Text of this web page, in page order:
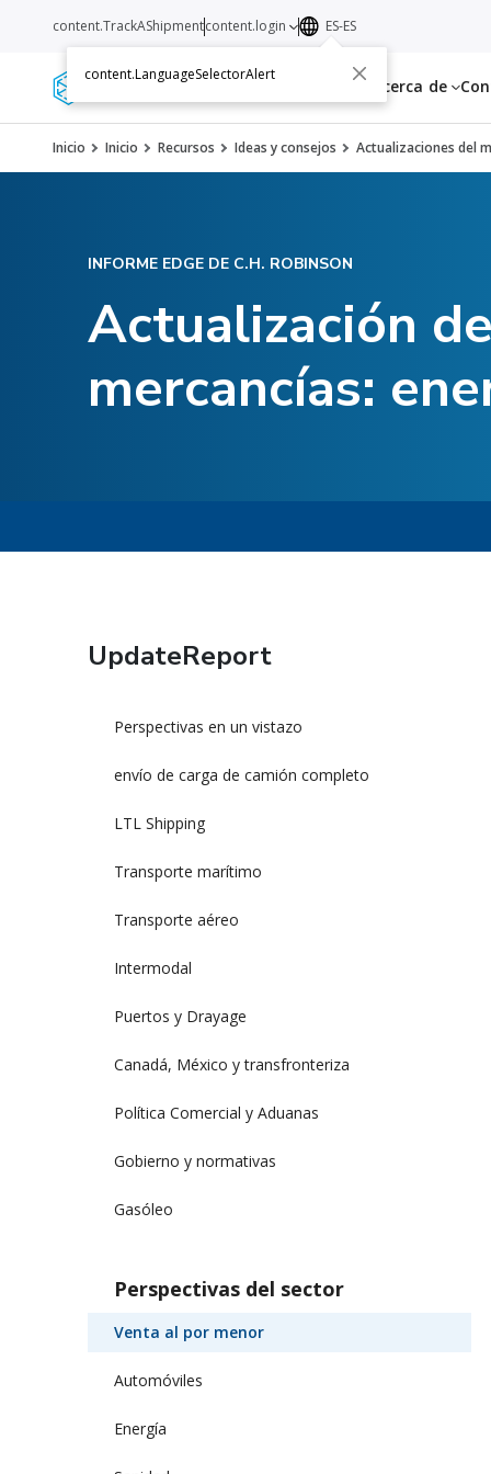
Servicios Recursos Acerca de
content.TrackAShipmentcontent.login ES-ES
content.LanguageSelectorAlert
Inicio Inicio Recursos Ideas y consejos Actualizaciones del
INFORME EDGE DE C.H. ROBINSON
Actualización
mercancías:
UpdateReport
Perspectivas en un vistazo
envío de carga de camión completo
LTL Shipping
Transporte marítimo
Transporte aéreo
Intermodal
Puertos y Drayage
Canadá, México y transfronteriza
Política Comercial y Aduanas
Gobierno y normativas
Gasóleo
Perspectivas del sector
Venta al por menor
Automóviles
Energía